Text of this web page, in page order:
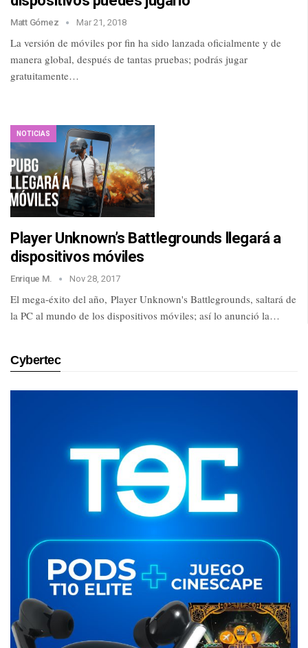
Matt Gómez Mar 21, 2018
La versión de móviles por fin ha sido lanzada oficialmente y de
manera global, después de tantas pruebas; podrás jugar
gratuitamente…
NOTICIAS
Player Unknown’s Battlegrounds llegará a
dispositivos móviles
Enrique M. Nov 28, 2017
El mega-éxito del año, Player Unknown's Battlegrounds, saltará de
la PC al mundo de los dispositivos móviles; así lo anunció la…
Cybertec